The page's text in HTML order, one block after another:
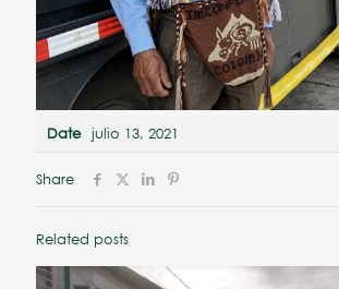
Date julio 13, 2021
Share
Related posts